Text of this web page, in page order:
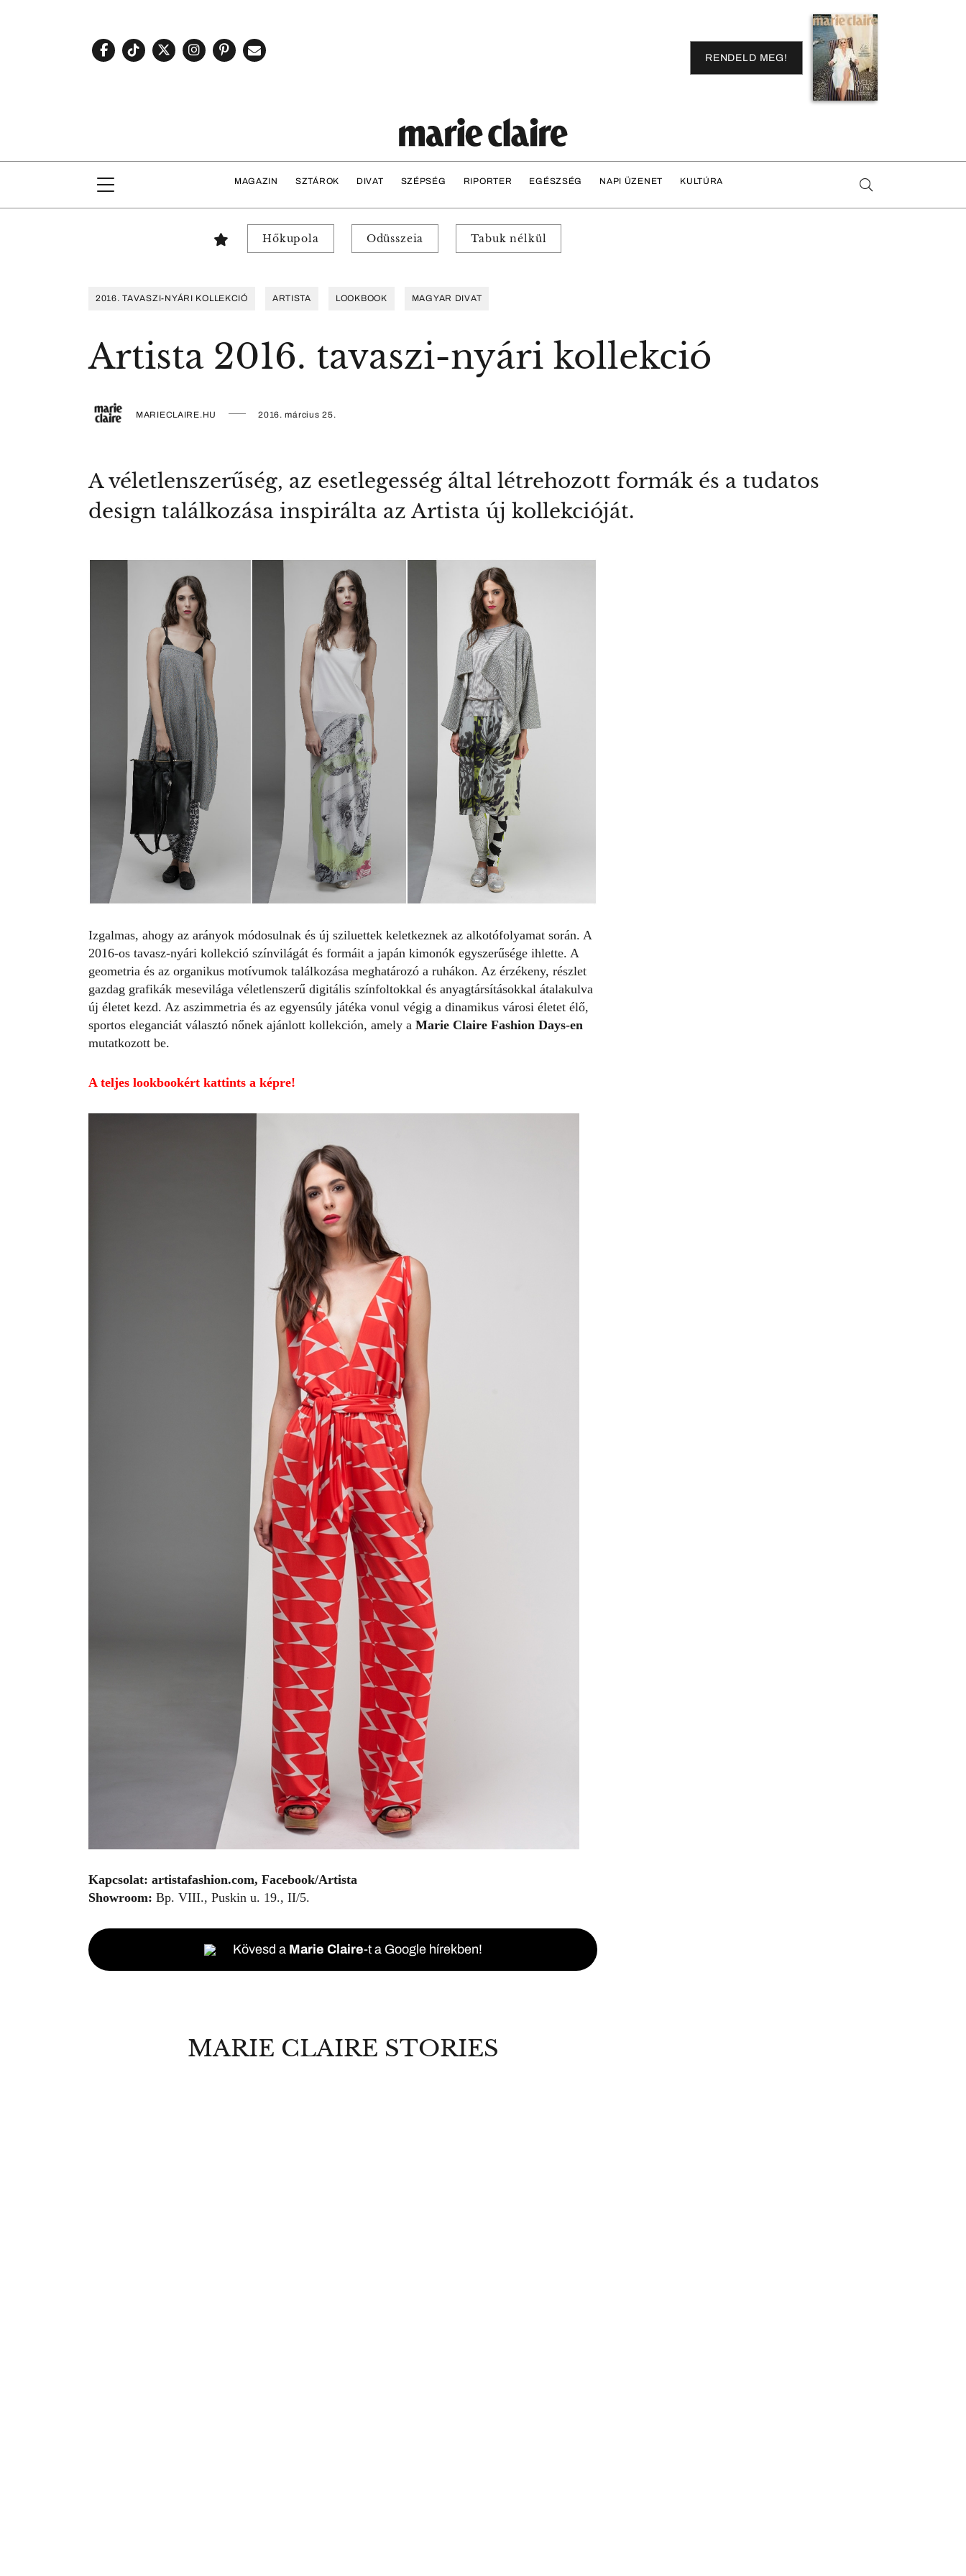
RENDELD MEG!
MAGAZIN SZTÁROK DIVAT SZÉPSÉG RIPORTER EGÉSZSÉG NAPI ÜZENET KULTÚRA
Hőkupola Odüsszeia Tabuk nélkül
2016. TAVASZI-NYÁRI KOLLEKCIÓ ARTISTA LOOKBOOK MAGYAR DIVAT
Artista 2016. tavaszi-nyári kollekció
MARIECLAIRE.HU 2016. március 25.
A véletlenszerűség, az esetlegesség által létrehozott formák és a tudatos
design találkozása inspirálta az Artista új kollekcióját.
Izgalmas, ahogy az arányok módosulnak és új sziluettek keletkeznek az alkotófolyamat során. A
2016-os tavasz-nyári kollekció színvilágát és formáit a japán kimonók egyszerűsége ihlette. A
geometria és az organikus motívumok találkozása meghatározó a ruhákon. Az érzékeny, részlet
gazdag grafikák mesevilága véletlenszerű digitális színfoltokkal és anyagtársításokkal átalakulva
új életet kezd. Az aszimmetria és az egyensúly játéka vonul végig a dinamikus városi életet élő,
sportos eleganciát választó nőnek ajánlott kollekción, amely a Marie Claire Fashion Days-en
mutatkozott be.
A teljes lookbookért kattints a képre!
Kapcsolat: artistafashion.com, Facebook/Artista
Showroom: Bp. VIII., Puskin u. 19., II/5.
Kövesd a Marie Claire-t a Google hírekben!
MARIE CLAIRE STORIES